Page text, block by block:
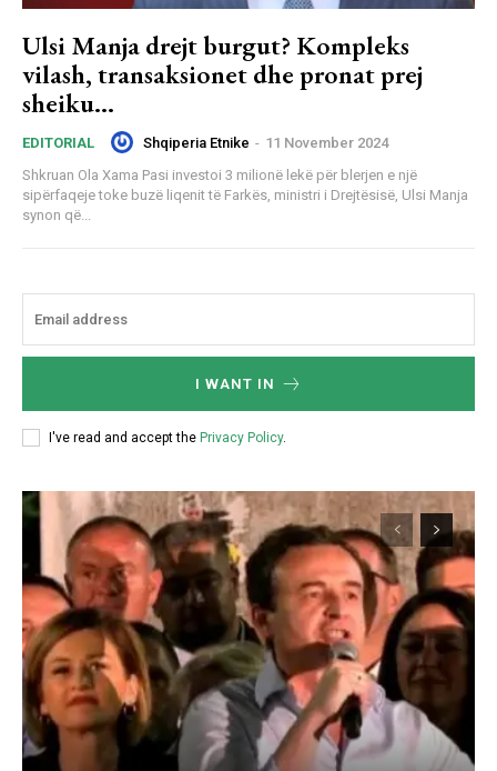
Ulsi Manja drejt burgut? Kompleks
vilash, transaksionet dhe pronat prej
sheiku…
EDITORIAL Shqiperia Etnike - 11 November 2024
Shkruan Ola Xama Pasi investoi 3 milionë lekë për blerjen e një
sipërfaqeje toke buzë liqenit të Farkës, ministri i Drejtësisë, Ulsi Manja
synon që...
I WANT IN
I've read and accept the Privacy Policy.